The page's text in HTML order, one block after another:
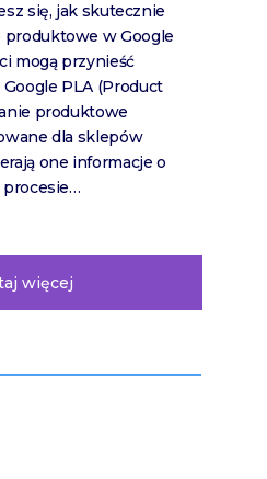
się, jak skutecznie
w Google
mogą przynieść
PLA (Product
produktowe
dla sklepów
one informacje o
więcej